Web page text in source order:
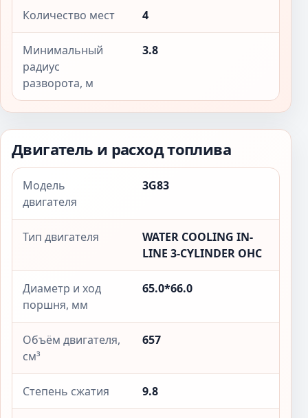
Количество мест 4
Минимальный
радиус
разворота, м
3.8
Двигатель и расход топлива
Модель
двигателя
3G83
Тип двигателя
WATER COOLING IN-
LINE 3-CYLINDER OHC
Диаметр и ход
поршня, мм
65.0*66.0
Объём двигателя,
см³
657
Степень сжатия 9.8